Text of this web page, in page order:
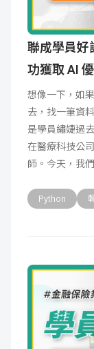
聯成學員好
功獲取 AI
想像一下，如
去，找一筆資
是學員繡婕過
在醫療科技公
師。今天，我
Python